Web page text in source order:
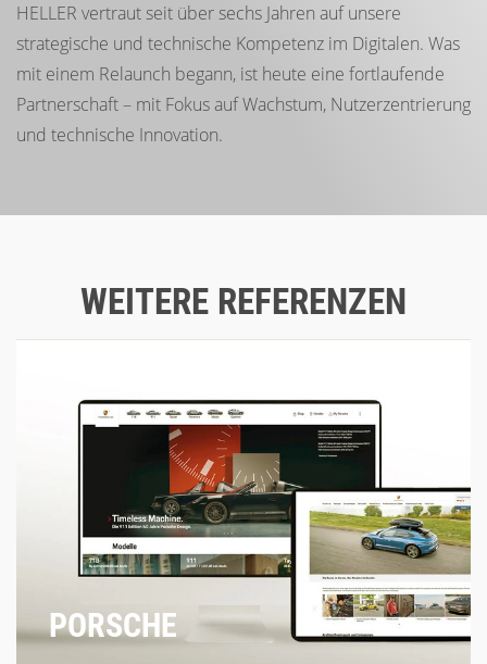
HELLER vertraut seit über sechs Jahren auf unsere
strategische und technische Kompetenz im Digitalen. Was
mit einem Relaunch begann, ist heute eine fortlaufende
Partnerschaft – mit Fokus auf Wachstum, Nutzerzentrierung
und technische Innovation.
WEITERE REFERENZEN
PORSCHE